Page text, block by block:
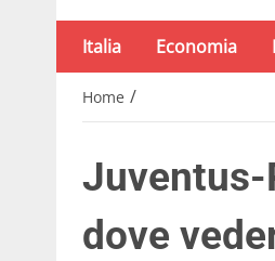
Italia Economia
Home /
Juventus-
dove